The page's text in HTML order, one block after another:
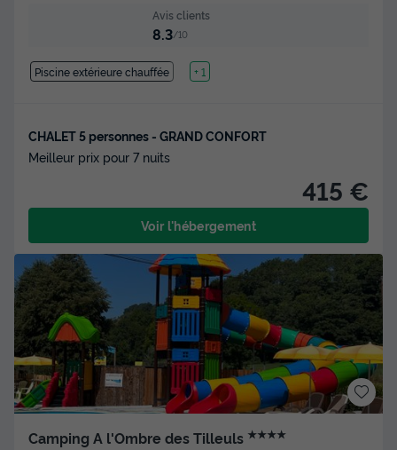
Avis clients
8.3/10
Piscine extérieure chauffée Lac
+ 1
CHALET 5 personnes - GRAND CONFORT
Meilleur prix pour 7 nuits
415 €
Voir l'hébergement
Camping A l'Ombre des Tilleuls ★★★★